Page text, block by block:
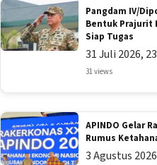
Pangdam IV/
Bentuk Prajurit
Siap Tugas
31 Juli 2026,
31 views
APINDO Gelar
Rumus
3 Agustus